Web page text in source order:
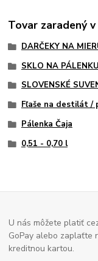
Tovar zaradený
DARČEKY NA
SKLO NA PÁLENKU
SLOVENSKÉ
Fľaše na destilát /
Pálenka Čaja
0,51 - 0,70 l
U nás môžete platiť
GoPay alebo zaplaťte
kreditnou kartou.